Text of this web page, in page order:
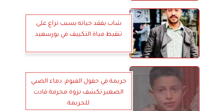
شاب يفقد حياته بسبب نزاع على
تنقيط مياة التكييف في بورسعيد
جريمة في حقول الفيوم: دماء الصبي
الصغير تكشف نزوة محرمة قادت
للجريمة